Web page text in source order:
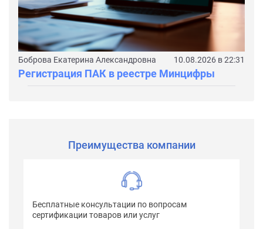
Боброва Екатерина Александровна 10.08.2026 в 22:31
Регистрация ПАК в реестре Минцифры
Преимущества компании
Бесплатные консультации по вопросам
сертификации товаров или услуг